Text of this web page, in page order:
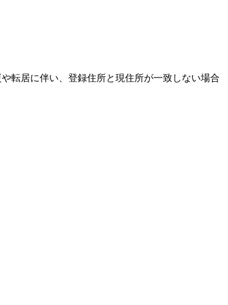
転居に伴い、登録住所と現住所が一致しない場合